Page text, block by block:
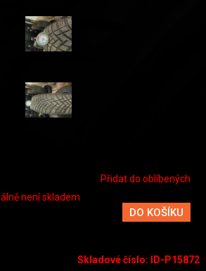
Skladové číslo:
ID-P15872
Přidat do oblíbených
není skladem
DO KOŠÍKU